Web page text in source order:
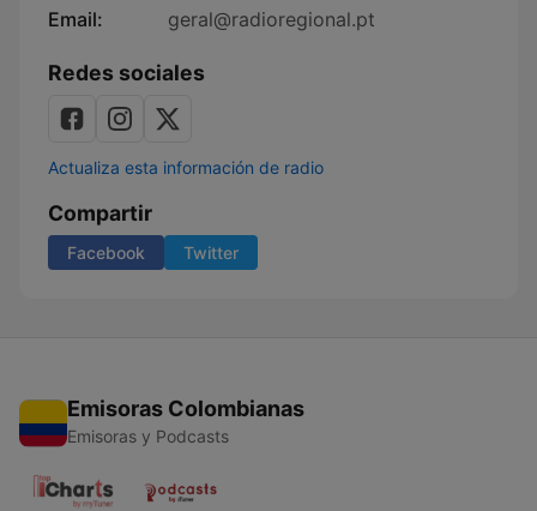
Email:
geral@radioregional.pt
Redes sociales
Actualiza esta información de radio
Compartir
Facebook Twitter
Emisoras Colombianas
Emisoras y Podcasts